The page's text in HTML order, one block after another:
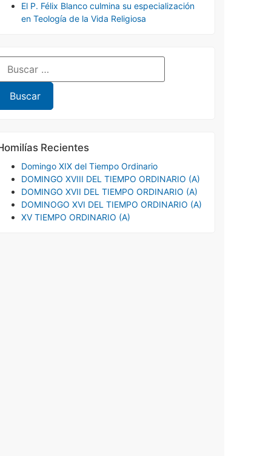
El P. Félix Blanco culmina su especialización
en Teología de la Vida Religiosa
Recientes
Domingo XIX del Tiempo Ordinario
DOMINGO XVIII DEL TIEMPO ORDINARIO (A)
DOMINGO XVII DEL TIEMPO ORDINARIO (A)
DOMINOGO XVI DEL TIEMPO ORDINARIO (A)
XV TIEMPO ORDINARIO (A)